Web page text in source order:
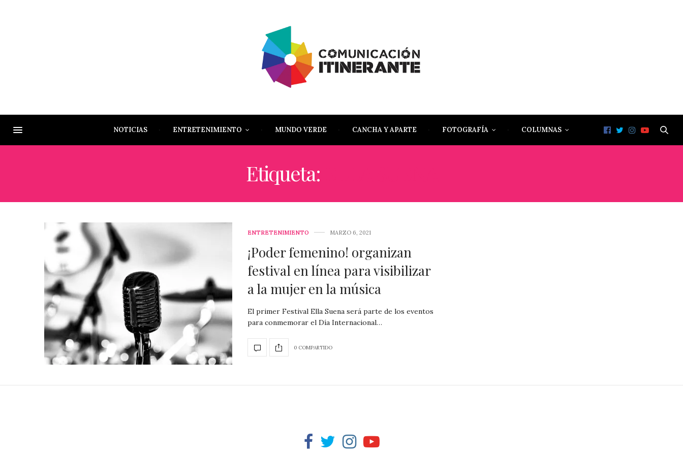
NOTICIAS ENTRETENIMIENTO MUNDO VERDE CANCHA Y APARTE FOTOGRAFÍA COLUMNAS
Etiqueta:
ENTRETENIMIENTO MARZO 6, 2021
¡Poder femenino! organizan
festival en línea para visibilizar
a la mujer en la música
El primer Festival Ella Suena será parte de los eventos
para conmemorar el Día Internacional…
0 COMPARTIDO